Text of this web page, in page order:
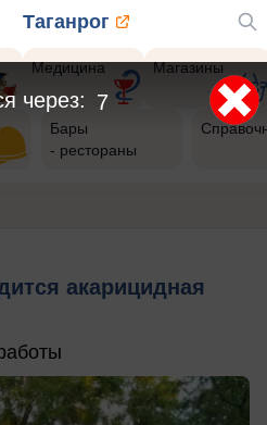
Таганрог
Медицина Магазины
Бары
- рестораны
акарицидная
6
через: